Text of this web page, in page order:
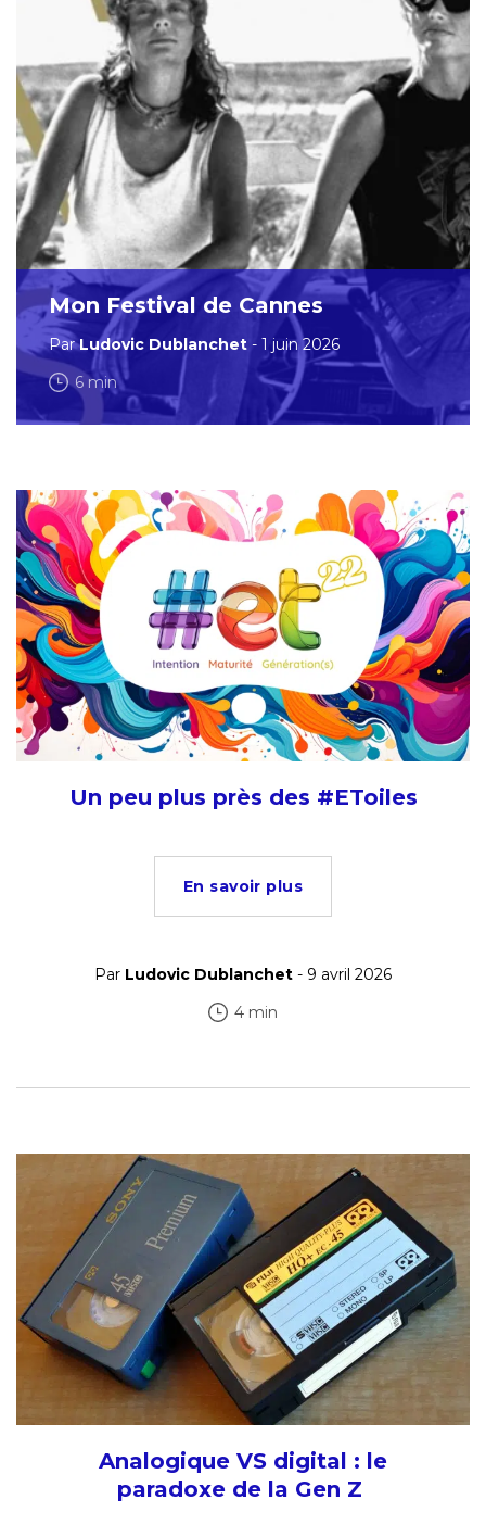
Mon Festival de Cannes
ParLudovic Dublanchet - 1 juin 2026
6 min
Un peu plus près des #EToiles
En savoir plus
Par Ludovic Dublanchet - 9 avril 2026
4 min
Analogique VS digital : le
paradoxe de la Gen Z